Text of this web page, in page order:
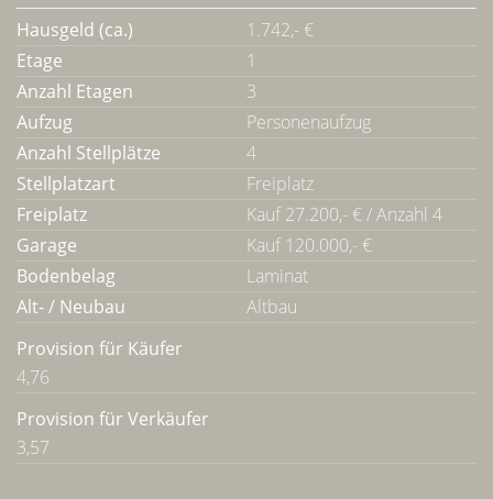
Hausgeld (ca.)
1.742,- €
Etage
1
Anzahl Etagen
3
Aufzug
Personenaufzug
Anzahl Stellplätze
4
Stellplatzart
Freiplatz
Freiplatz
Kauf 27.200,- € / Anzahl 4
Garage
Kauf 120.000,- €
Bodenbelag
Laminat
Alt- / Neubau
Altbau
Provision für Käufer
4,76
Provision für Verkäufer
3,57